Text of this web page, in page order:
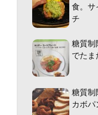
食。サ
チ
糖質制
でたま
糖質制
カボパ